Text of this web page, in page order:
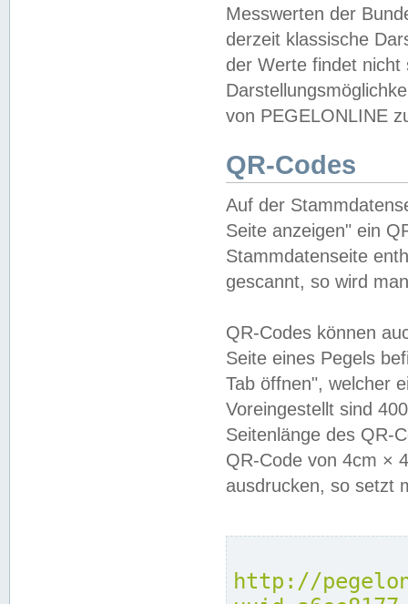
Messwerten der
derzeit klassische
der Werte findet
von PEGELONLINE
QR-Codes
Auf der
Seite anzeigen" ein
Stammdatenseite
gescannt, so wird
QR-Codes können
Seite eines Pegels
Tab öffnen", welcher
Voreingestellt sind
Seitenlänge des QR-
QR-Code von 4cm ×
ausdrucken, so setzt
http://